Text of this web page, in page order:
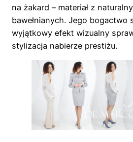
na żakard – materiał z
bawełnianych. Jego bogactwo
wyjątkowy efekt wizualny
stylizacja nabierze prestiżu.